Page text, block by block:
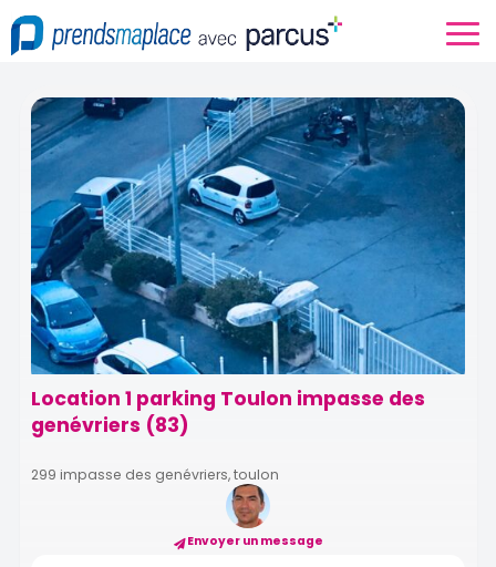
Location 1 parking Toulon impasse des
genévriers (83)
299 impasse des genévriers, toulon
Envoyer un message